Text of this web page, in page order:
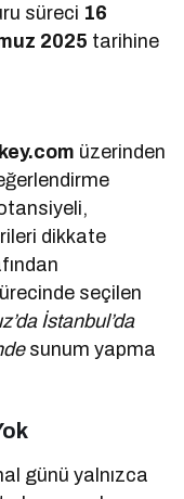
süreci 16
2025 tarihine
üzerinden
dikkate
seçilen
İstanbul’da
sunum yapma
günü yalnızca